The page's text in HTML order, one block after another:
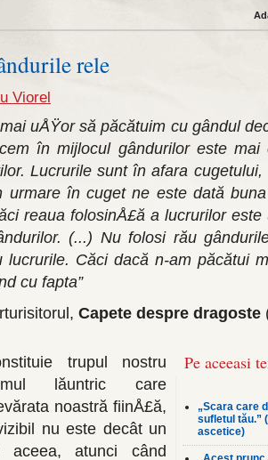
rele
Viorel
uÅŸor să păcătuim cu gândul
în mijlocul gândurilor este mai
Lucrurile sunt în afara
urmare în cuget ne este dată
reaua folosinÅ£ă a lucrurilor
(...) Nu folosi rău
lucrurile. Căci dacă n-am păcătui
cu fapta”
Capete despre dragoste
Pe aceeasi
„Scara care
sufletul tău.”
ascetice)
trupul nostru
lăuntric care
noastră fiinÅ£ă,
nu este decât un
aceea, atunci când